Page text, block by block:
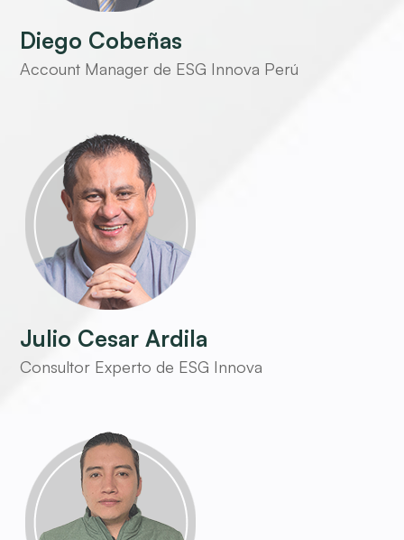
Diego Cobeñas
Account Manager de ESG Innova Perú
Julio Cesar Ardila
Consultor Experto de ESG Innova